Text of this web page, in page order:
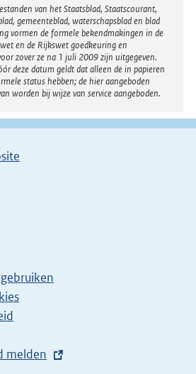
van het Staatsblad, Staatscourant,
gemeenteblad, waterschapsblad en blad
vormen de formele bekendmakingen in de
en de Rijkswet goedkeuring en
zover ze na 1 juli 2009 zijn uitgegeven.
deze datum geldt dat alleen de in papieren
status hebben; de hier aangeboden
worden bij wijze van service aangeboden.
melden